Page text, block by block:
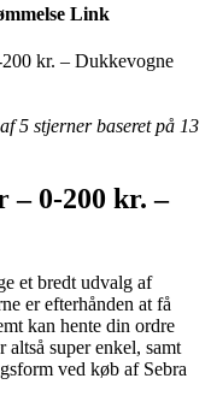
Link
kr. – Dukkevogne
5 stjerner baseret på 13
– 0-200 kr. –
et bredt udvalg af
er efterhånden at få
kan hente din ordre
super enkel, samt
ved køb af Sebra